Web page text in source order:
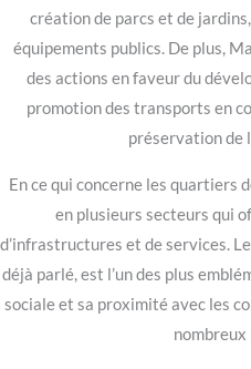
création de parcs et de
équipements publics. De plus,
des actions en faveur du
promotion des transports en
préservation de
En ce qui concerne les quartiers
en plusieurs secteurs qui
d’infrastructures et de services.
déjà parlé, est l’un des plus
sociale et sa proximité avec les